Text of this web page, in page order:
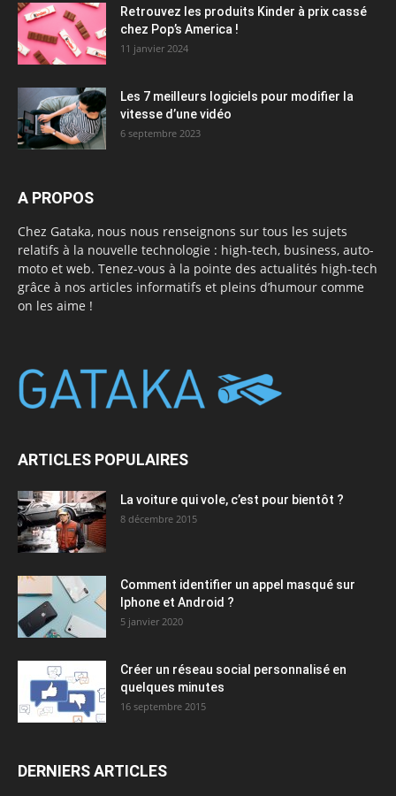
Retrouvez les produits Kinder à prix cassé
chez Pop’s America !
11 janvier 2024
Les 7 meilleurs logiciels pour modifier la
vitesse d’une vidéo
6 septembre 2023
A PROPOS
Chez Gataka, nous nous renseignons sur tous les sujets
relatifs à la nouvelle technologie : high-tech, business, auto-
moto et web. Tenez-vous à la pointe des actualités high-tech
grâce à nos articles informatifs et pleins d’humour comme
on les aime !
ARTICLES POPULAIRES
La voiture qui vole, c’est pour bientôt ?
8 décembre 2015
Comment identifier un appel masqué sur
Iphone et Android ?
5 janvier 2020
Créer un réseau social personnalisé en
quelques minutes
16 septembre 2015
DERNIERS ARTICLES